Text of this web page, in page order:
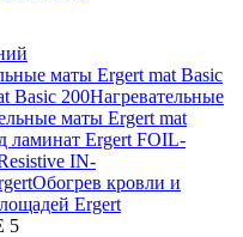
маты Ergert mat Basic
Basic 200Нагревательные
маты Ergert mat
ламинат Ergert FOIL-
IN-
Обогрев кровли и
Ergert
5